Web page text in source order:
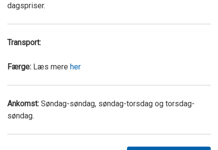
dagspriser.
Transport:
Færge: Læs mere her
Ankomst: Søndag-søndag, søndag-torsdag og torsdag-
søndag.